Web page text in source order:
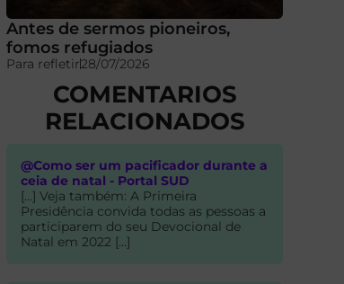
Antes de sermos pioneiros,
fomos refugiados
Para refletir28/07/2026
COMENTARIOS
RELACIONADOS
@Como ser um pacificador durante a
ceia de natal - Portal SUD
[…] Veja também: A Primeira
Presidência convida todas as pessoas a
participarem do seu Devocional de
Natal em 2022 […]